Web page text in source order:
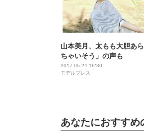
山本美月、太もも大胆あ
ちゃいそう」の声も
2017.05.24 16:30
モデルプレス
あなたにおすすめ